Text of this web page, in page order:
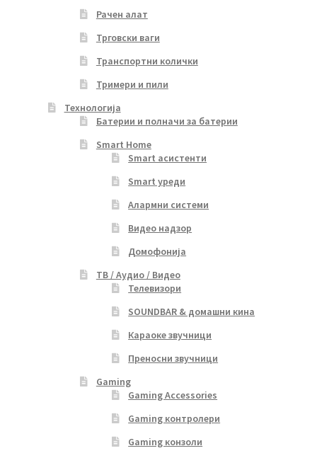
Рачен алат
Трговски ваги
Транспортни колички
Тримери и пили
Технологија
Батерии и полначи за батерии
Smart Home
Smart асистенти
Smart уреди
Алармни системи
Видео надзор
Домофонија
ТВ / Аудио / Видео
Телевизори
SOUNDBAR & домашни кина
Караоке звучници
Преносни звучници
Gaming
Gaming Accessories
Gaming контролери
Gaming конзоли